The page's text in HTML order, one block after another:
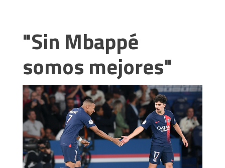
"Sin Mbappé
somos mejores"